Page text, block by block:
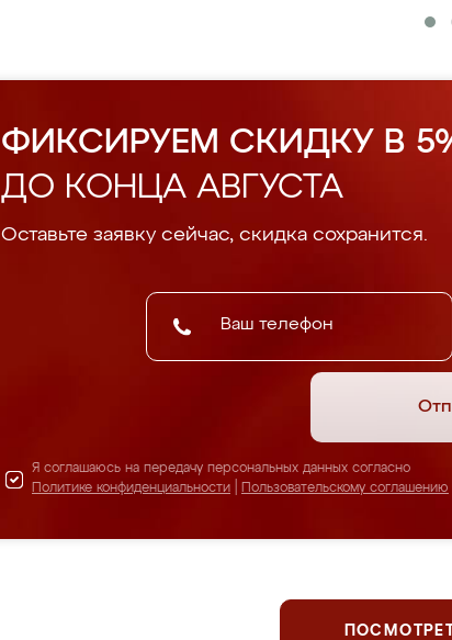
ФИКСИРУЕМ СКИДКУ В
ДО КОНЦА АВГУСТА
Оставьте заявку сейчас, скидка сохранится.
Я соглашаюсь на передачу персональных данных согласно
Политике конфиденциальности
Пользовательскому соглашению